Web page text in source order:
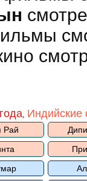
,
Рай